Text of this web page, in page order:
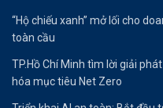
“Hộ chiếu xanh” mở lối cho
toàn cầu
TP.Hồ Chí Minh tìm lời giải
hóa mục tiêu Net Zero